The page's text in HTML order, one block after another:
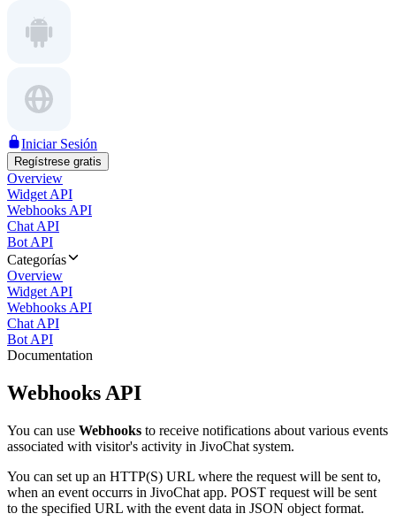
Iniciar Sesión
Regístrese gratis
Overview
Widget API
Webhooks API
Chat API
Bot API
Categorías
Overview
Widget API
Webhooks API
Chat API
Bot API
Documentation
Webhooks API
You can use Webhooks to receive notifications about various events
associated with visitor's activity in JivoChat system.
You can set up an HTTP(S) URL where the request will be sent to,
when an event occurrs in JivoChat app. POST request will be sent
to the specified URL with the event data in JSON object format.